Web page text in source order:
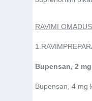
RAVIMI
1.
Bupensan, 2
Bupensan, 4 mg